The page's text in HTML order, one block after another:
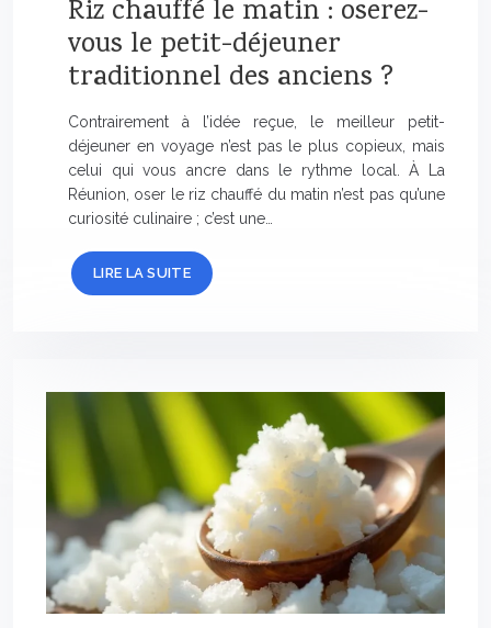
Riz chauffé le matin : oserez-
vous le petit-déjeuner
traditionnel des anciens ?
Contrairement à l’idée reçue, le meilleur petit-
déjeuner en voyage n’est pas le plus copieux, mais
celui qui vous ancre dans le rythme local. À La
Réunion, oser le riz chauffé du matin n’est pas qu’une
curiosité culinaire ; c’est une…
LIRE LA SUITE